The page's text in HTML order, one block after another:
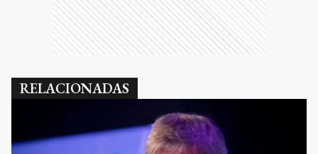
RELACIONADAS